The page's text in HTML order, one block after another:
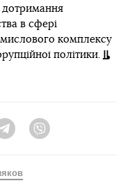
дотримання
в сфері
комплексу
політики.
Telegram